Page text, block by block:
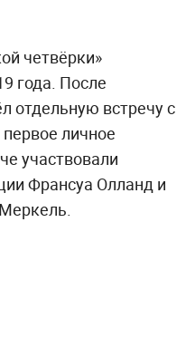
четвёрки»
года. После
отдельную встречу с
личное
участвовали
Франсуа Олланд и